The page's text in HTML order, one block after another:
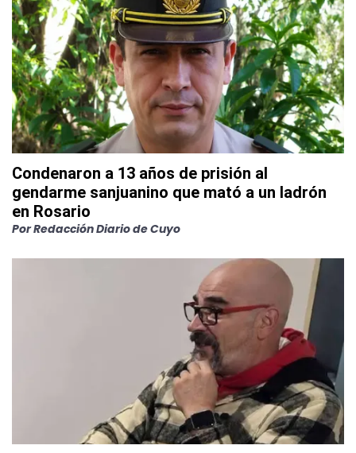
Condenaron a 13 años de prisión al
gendarme sanjuanino que mató a un ladrón
en Rosario
PorRedacción Diario de Cuyo